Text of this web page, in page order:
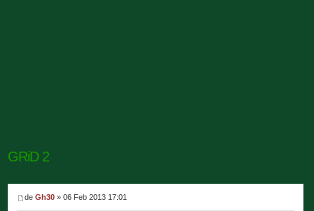
GRiD 2
deGh30 » 06 Feb 2013 17:01